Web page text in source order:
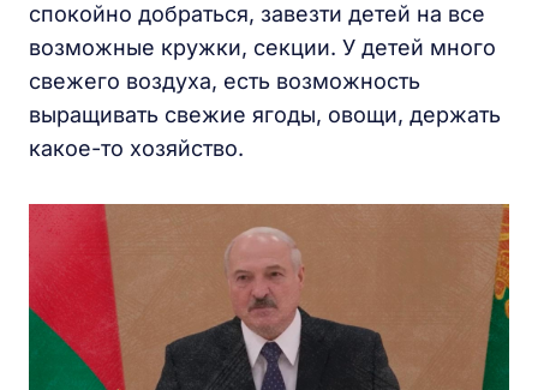
спокойно добраться, завезти детей на все
возможные кружки, секции. У детей много
свежего воздуха, есть возможность
выращивать свежие ягоды, овощи, держать
какое-то хозяйство.